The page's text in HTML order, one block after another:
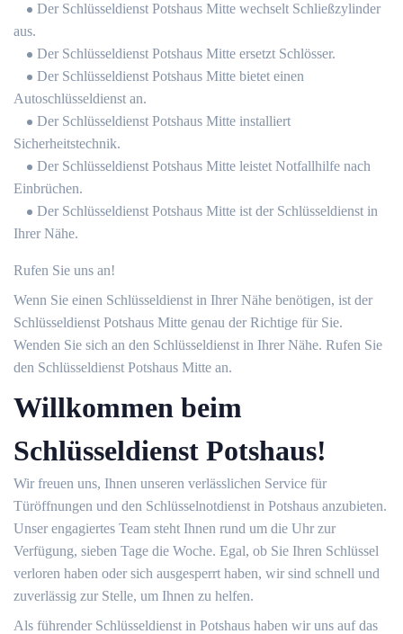
Der Schlüsseldienst Potshaus Mitte wechselt Schließzylinder
aus.
Der Schlüsseldienst Potshaus Mitte ersetzt Schlösser.
Der Schlüsseldienst Potshaus Mitte bietet einen
Autoschlüsseldienst an.
Der Schlüsseldienst Potshaus Mitte installiert
Sicherheitstechnik.
Der Schlüsseldienst Potshaus Mitte leistet Notfallhilfe nach
Einbrüchen.
Der Schlüsseldienst Potshaus Mitte ist der Schlüsseldienst in
Ihrer Nähe.
Rufen Sie uns an!
Wenn Sie einen Schlüsseldienst in Ihrer Nähe benötigen, ist der
Schlüsseldienst Potshaus Mitte genau der Richtige für Sie.
Wenden Sie sich an den Schlüsseldienst in Ihrer Nähe. Rufen Sie
den Schlüsseldienst Potshaus Mitte an.
Willkommen beim
Schlüsseldienst Potshaus!
Wir freuen uns, Ihnen unseren verlässlichen Service für
Türöffnungen und den Schlüsselnotdienst in Potshaus anzubieten.
Unser engagiertes Team steht Ihnen rund um die Uhr zur
Verfügung, sieben Tage die Woche. Egal, ob Sie Ihren Schlüssel
verloren haben oder sich ausgesperrt haben, wir sind schnell und
zuverlässig zur Stelle, um Ihnen zu helfen.
Als führender Schlüsseldienst in Potshaus haben wir uns auf das